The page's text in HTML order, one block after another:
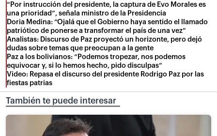
“Por instrucción del presidente, la captura de Evo Morales es
una prioridad”, señala ministro de la Presidencia
Doria Medina: “Ojalá que el Gobierno haya sentido el llamado
patriótico de ponerse a transformar el país de una vez”
Analistas: Discurso de Paz proyectó un horizonte, pero dejó
dudas sobre temas que preocupan a la gente
Paz a los bolivianos: “Podemos tropezar, nos podemos
equivocar y, si lo hemos hecho, pido disculpas”
Video: Repasa el discurso del presidente Rodrigo Paz por las
fiestas patrias
También te puede interesar